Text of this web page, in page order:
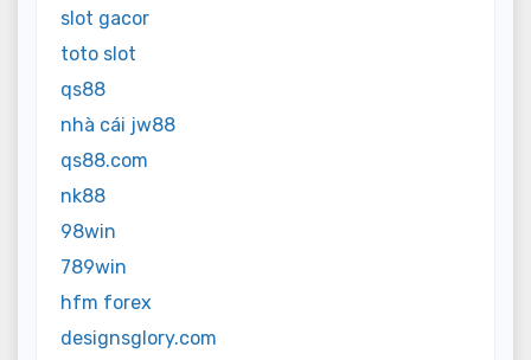
slot gacor
toto slot
qs88
nhà cái jw88
qs88.com
nk88
98win
789win
hfm forex
designsglory.com